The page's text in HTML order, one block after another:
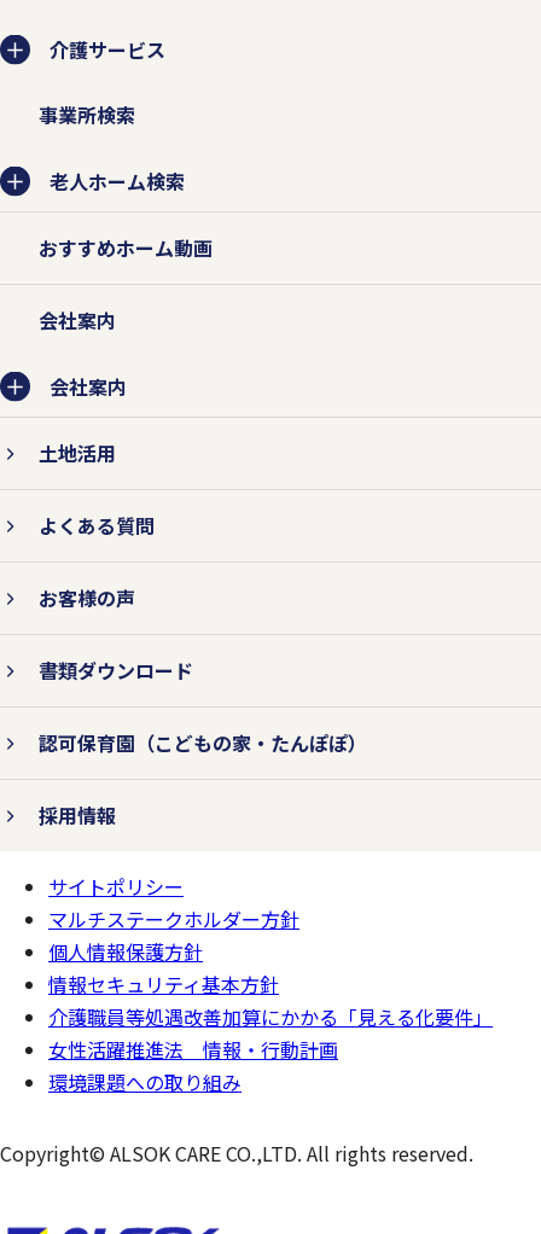
介護サービス
事業所検索
老人ホーム検索
おすすめホーム動画
会社案内
会社案内
土地活用
よくある質問
お客様の声
書類ダウンロード
認可保育園 （こどもの家・たんぽぽ）
採用情報
ページの
一番上へ
サイトポリシー
マルチステークホルダー方針
個人情報保護方針
情報セキュリティ基本方針
介護職員等処遇改善加算にかかる「見える化要件」
女性活躍推進法 情報・行動計画
環境課題への取り組み
Copyright© ALSOK CARE CO.,LTD. All rights reserved.